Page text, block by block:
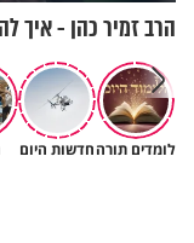
הרב זמיר כהן - איך
לומדים תורהחדשות היום
כך אפשר להתמודד עם
והמחשבות